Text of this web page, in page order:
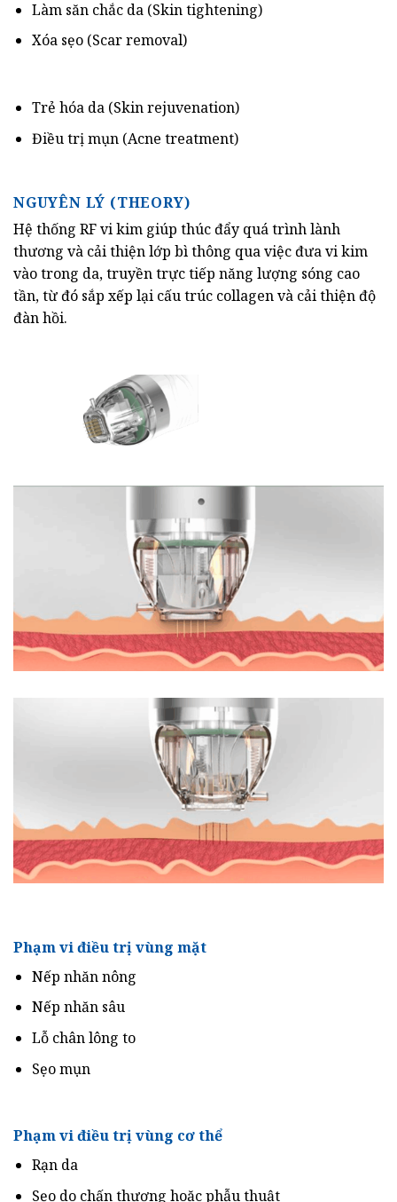
Làm săn chắc da (Skin tightening)
Xóa sẹo (Scar removal)
Trẻ hóa da (Skin rejuvenation)
Điều trị mụn (Acne treatment)
NGUYÊN LÝ (THEORY)
Hệ thống RF vi kim giúp thúc đẩy quá trình lành
thương và cải thiện lớp bì thông qua việc đưa vi kim
vào trong da, truyền trực tiếp năng lượng sóng cao
tần, từ đó sắp xếp lại cấu trúc collagen và cải thiện độ
đàn hồi.
Phạm vi điều trị vùng mặt
Nếp nhăn nông
Nếp nhăn sâu
Lỗ chân lông to
Sẹo mụn
Phạm vi điều trị vùng cơ thể
Rạn da
Sẹo do chấn thương hoặc phẫu thuật